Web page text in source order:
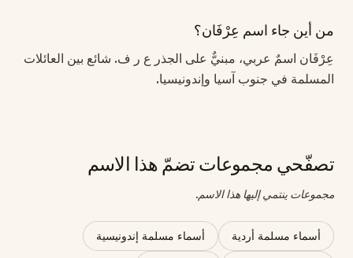
من أين جاء اسم عِرْفَان؟
عِرْفَان اسمٌ عربي، مبنيٌّ على الجذر ع ر ف. شائع بين العائلات
المسلمة في جنوب آسيا وإندونيسيا.
تصفّحي مجموعات تضمّ هذا الاسم
مجموعات ينتمي إليها هذا الاسم.
أسماء مسلمة أردية أسماء مسلمة إندونيسية